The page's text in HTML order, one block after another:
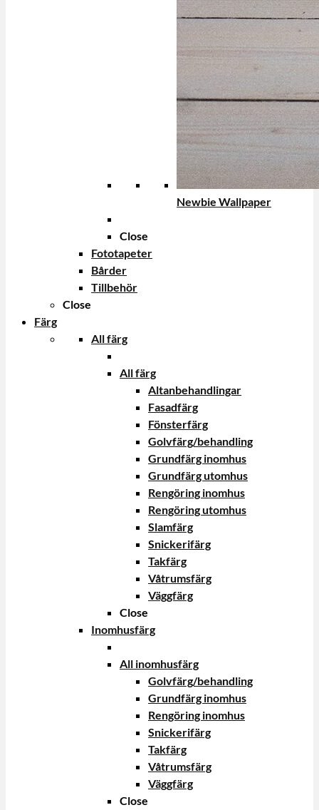
Newbie Wallpaper
Close
Fototapeter
Bårder
Tillbehör
Close
Färg
All färg
All färg
Altanbehandlingar
Fasadfärg
Fönsterfärg
Golvfärg/behandling
Grundfärg inomhus
Grundfärg utomhus
Rengöring inomhus
Rengöring utomhus
Slamfärg
Snickerifärg
Takfärg
Våtrumsfärg
Väggfärg
Close
Inomhusfärg
All inomhusfärg
Golvfärg/behandling
Grundfärg inomhus
Rengöring inomhus
Snickerifärg
Takfärg
Våtrumsfärg
Väggfärg
Close